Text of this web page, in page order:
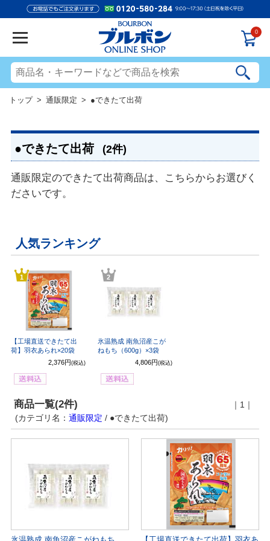
0
トップ> 通販限定 > ●できたて出荷
●できたて出荷 (2件)
通販限定のできたて出荷商品は、こちらからお選びく
ださいです。
人気ランキング
1
【工場直送できたて出
荷】羽衣あられ×20袋
2,376円 (税込)
2
氷温熟成 南魚沼産こが
ねもち（600g）×3袋
4,806円 (税込)
商品一覧(2件)
｜1｜
(カテゴリ名： 通販限定 / ●できたて出荷)